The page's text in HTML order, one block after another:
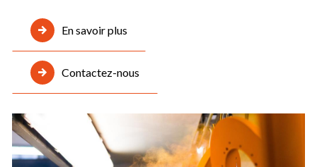
En savoir plus
Contactez-nous